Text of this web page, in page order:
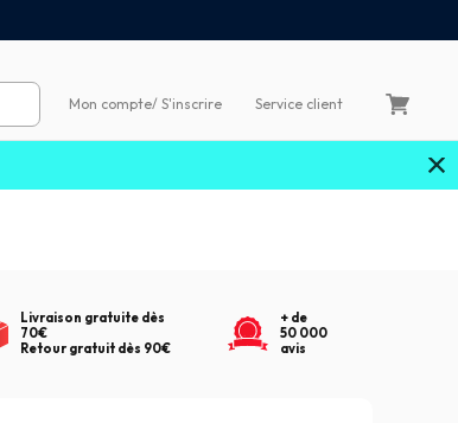
Mon compte/ S'inscrire Service client
Livraison gratuite dès
70€
Retour gratuit dès 90€
+ de
50 000
avis